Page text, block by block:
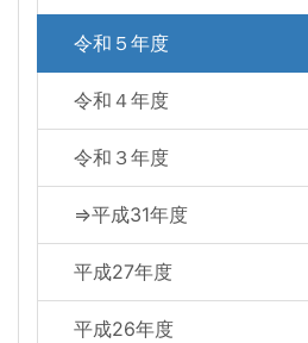
令和５年度
令和４年度
令和３年度
⇒平成31年度
平成27年度
平成26年度